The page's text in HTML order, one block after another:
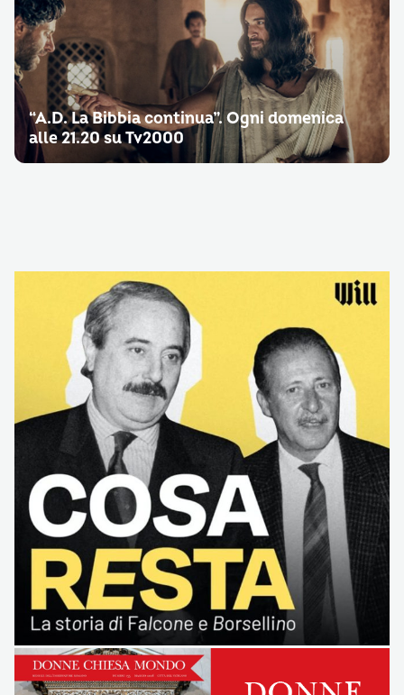
“A.D. La Bibbia continua”. Ogni domenica
alle 21.20 su Tv2000